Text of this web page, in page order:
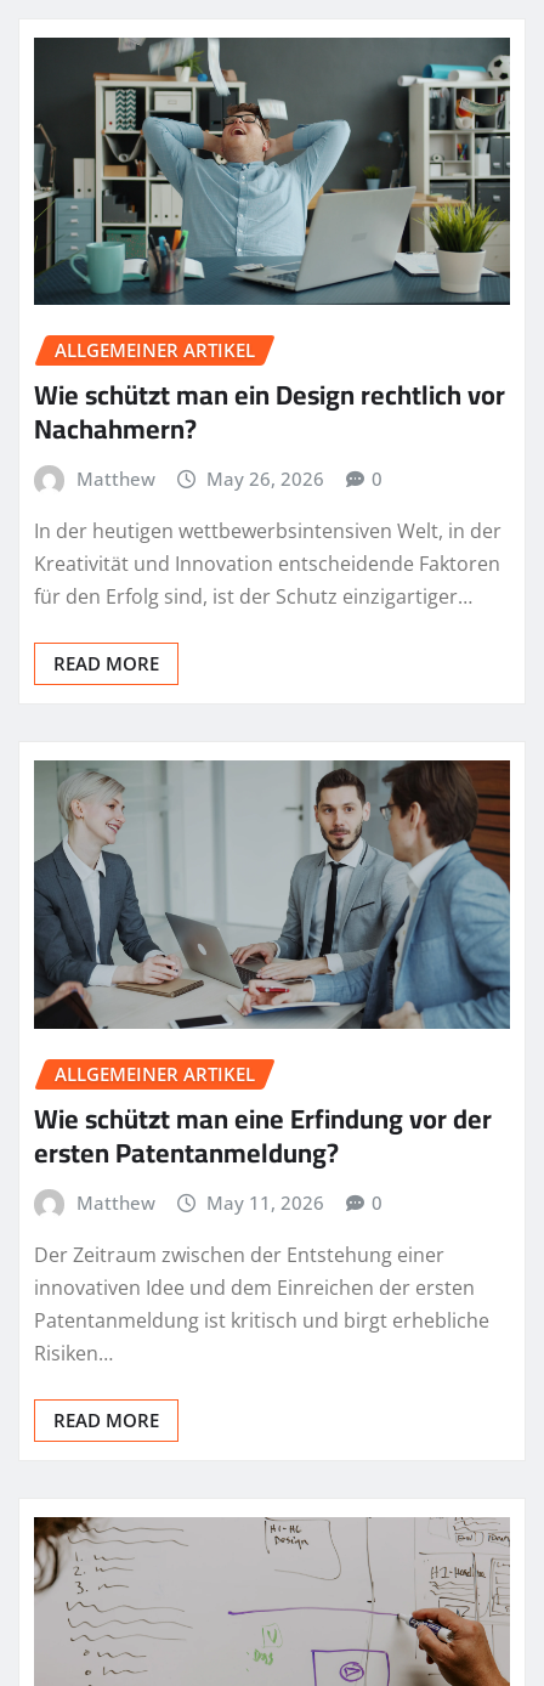
ALLGEMEINER ARTIKEL
Wie schützt man ein Design rechtlich vor
Nachahmern?
Matthew May 26, 2026 0
In der heutigen wettbewerbsintensiven Welt, in der
Kreativität und Innovation entscheidende Faktoren
für den Erfolg sind, ist der Schutz einzigartiger…
READ MORE
ALLGEMEINER ARTIKEL
Wie schützt man eine Erfindung vor der
ersten Patentanmeldung?
Matthew May 11, 2026 0
Der Zeitraum zwischen der Entstehung einer
innovativen Idee und dem Einreichen der ersten
Patentanmeldung ist kritisch und birgt erhebliche
Risiken…
READ MORE